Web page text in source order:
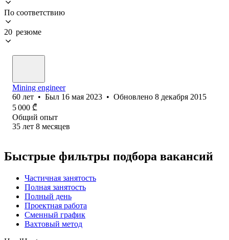
По соответствию
20 резюме
Mining engineer
60 лет • Был 16 мая 2023 • Обновлено 8 декабря 2015
5 000 ₾
Общий опыт
35 лет 8 месяцев
Быстрые фильтры подбора вакансий
Частичная занятость
Полная занятость
Полный день
Проектная работа
Сменный график
Вахтовый метод